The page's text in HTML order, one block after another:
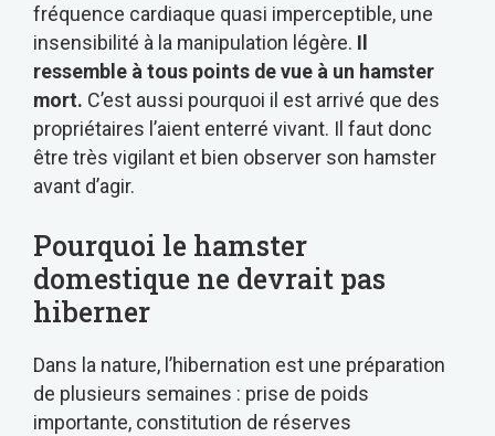
fréquence cardiaque quasi imperceptible, une
insensibilité à la manipulation légère. Il
ressemble à tous points de vue à un hamster
mort. C’est aussi pourquoi il est arrivé que des
propriétaires l’aient enterré vivant. Il faut donc
être très vigilant et bien observer son hamster
avant d’agir.
Pourquoi le hamster
domestique ne devrait pas
hiberner
Dans la nature, l’hibernation est une préparation
de plusieurs semaines : prise de poids
importante, constitution de réserves